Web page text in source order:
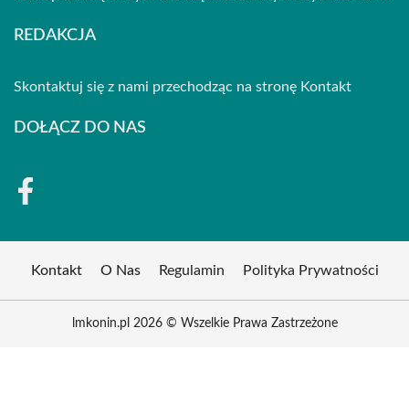
REDAKCJA
Skontaktuj się z nami przechodząc na stronę Kontakt
DOŁĄCZ DO NAS
Kontakt O Nas Regulamin Polityka Prywatności
lmkonin.pl 2026 © Wszelkie Prawa Zastrzeżone